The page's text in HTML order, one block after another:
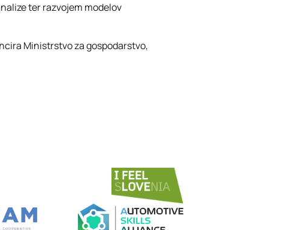
ter razvojem modelov
Ministrstvo za gospodarstvo,